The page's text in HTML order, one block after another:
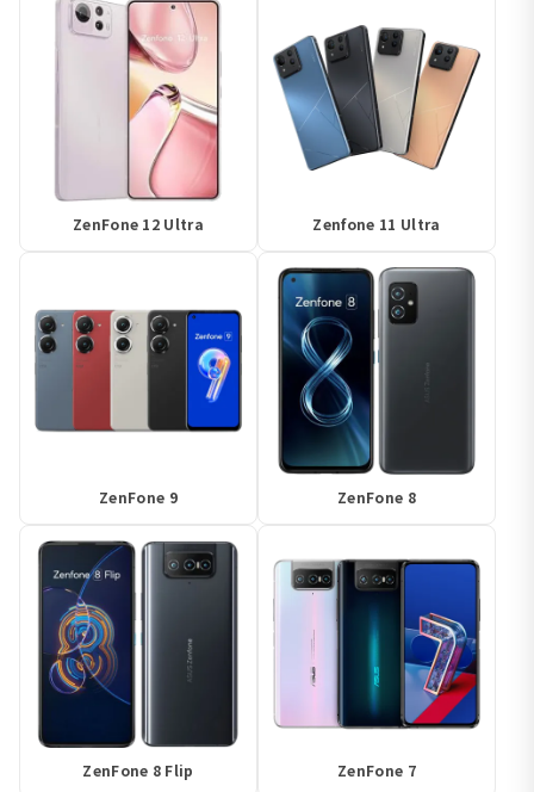
ZenFone 12 Ultra Zenfone 11 Ultra
ZenFone 9 ZenFone 8
ZenFone 8 Flip ZenFone 7